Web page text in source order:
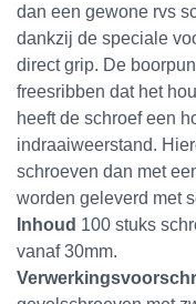
dan een gewone rvs
dankzij de speciale
direct grip. De
freesribben dat het
heeft de schroef een
indraaiweerstand.
schroeven dan met
worden geleverd met
Inhoud 100 stuks
vanaf 30mm.